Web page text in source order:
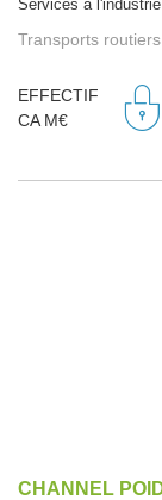
Services à
Transports
EFFECTIF
CA M€
CHANNEL